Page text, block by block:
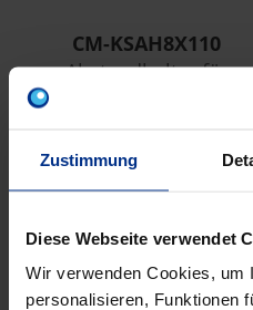
Zustimmung
Diese Webseite verwendet
Wir verwenden Cookies, um
personalisieren, Funktionen
CM-KSAH8X110
Abstandhalter für